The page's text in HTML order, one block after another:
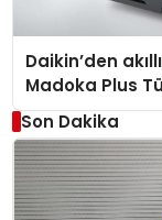
Daikin’den
Madoka Plus
Son Dakika